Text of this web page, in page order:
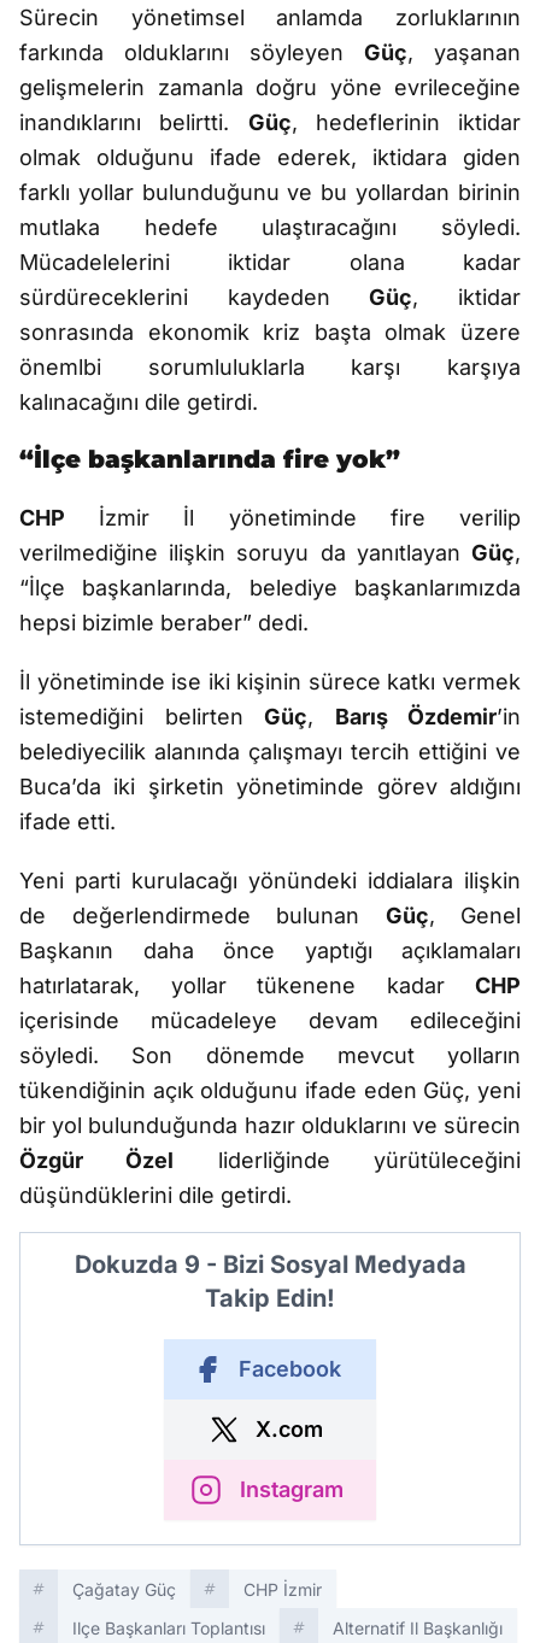
Sürecin yönetimsel anlamda zorluklarının
farkında olduklarını söyleyen Güç, yaşanan
gelişmelerin zamanla doğru yöne evrileceğine
inandıklarını belirtti. Güç, hedeflerinin iktidar
olmak olduğunu ifade ederek, iktidara giden
farklı yollar bulunduğunu ve bu yollardan birinin
mutlaka hedefe ulaştıracağını söyledi.
Mücadelelerini iktidar olana kadar
sürdüreceklerini kaydedenGüç, iktidar
sonrasında ekonomik kriz başta olmak üzere
önemlbi sorumluluklarla karşı karşıya
kalınacağını dile getirdi.
“İlçe başkanlarında fire yok”
CHP İzmir İl yönetiminde fire verilip
verilmediğine ilişkin soruyu da yanıtlayan Güç,
“İlçe başkanlarında, belediye başkanlarımızda
hepsi bizimle beraber” dedi.
İl yönetiminde ise iki kişinin sürece katkı vermek
istemediğini belirten Güç, Barış Özdemir’in
belediyecilik alanında çalışmayı tercih ettiğini ve
Buca’da iki şirketin yönetiminde görev aldığını
ifade etti.
Yeni parti kurulacağı yönündeki iddialara ilişkin
de değerlendirmede bulunan Güç, Genel
Başkanın daha önce yaptığı açıklamaları
hatırlatarak, yollar tükenene kadar CHP
içerisinde mücadeleye devam edileceğini
söyledi. Son dönemde mevcut yolların
tükendiğinin açık olduğunu ifade eden Güç, yeni
bir yol bulunduğunda hazır olduklarını ve sürecin
Özgür Özel liderliğinde yürütüleceğini
düşündüklerini dile getirdi.
Dokuzda 9 - Bizi Sosyal Medyada
Takip Edin!
Facebook
X.com
Instagram
Çağatay Güç
CHP İzmir
Ilçe Başkanları Toplantısı
Alternatif Il Başkanlığı